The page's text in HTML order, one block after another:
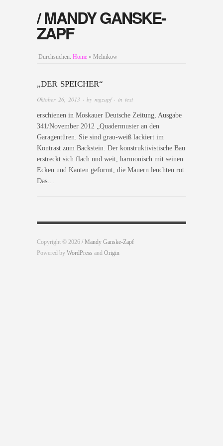
/ MANDY GANSKE-
ZAPF
Durchsuchen: Home » Melnikow
„DER SPEICHER“
Oktober 26, 2013 · by mgzapf· in text
erschienen in Moskauer Deutsche Zeitung, Ausgabe
341/November 2012 „Quadermuster an den
Garagentüren. Sie sind grau-weiß lackiert im
Kontrast zum Backstein. Der konstruktivistische Bau
erstreckt sich flach und weit, harmonisch mit seinen
Ecken und Kanten geformt, die Mauern leuchten rot.
Das…
Copyright © 2026 / Mandy Ganske-Zapf
Powered by WordPress and Origin